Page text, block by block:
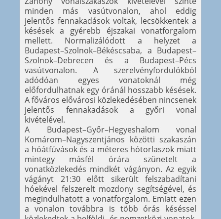
minden más vasútvonalon, ahol eddig
jelentős fennakadások voltak, lecsökkentek a
késések a gyérebb éjszakai vonatforgalom
mellett. Normalizálódott a helyzet a
Budapest–Szolnok–Békéscsaba, a Budapest–
Szolnok–Debrecen és a Budapest–Pécs
vasútvonalon. A szerelvényfordulókból
adódóan egyes vonatoknál még
előfordulhatnak egy óránál hosszabb késések.
A főváros elővárosi közlekedésében nincsenek
jelentős fennakadások a győri vonal
kivételével.
A Budapest–Győr–Hegyeshalom vonal
Komárom–Nagyszentjános közötti szakaszán
a hóátfúvások és a méteres hótorlaszok miatt
mintegy másfél órára szünetelt a
vonatközlekedés mindkét vágányon. Az egyik
vágányt 21:30 előtt sikerült felszabadítani
hóekével felszerelt mozdony segítségével, és
megindulhatott a vonatforgalom. Emiatt ezen
a vonalon továbbra is több órás késéssel